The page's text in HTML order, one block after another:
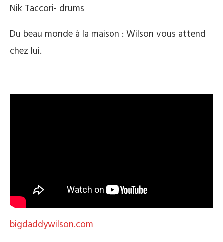
Nik Taccori- drums
Du beau monde à la maison : Wilson vous attend
chez lui.
bigdaddywilson.com